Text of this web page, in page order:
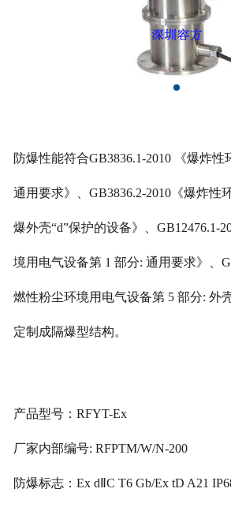
防爆性能符合GB3836.1-2010 《爆炸性
通用要求》、GB3836.2-2010《爆炸性
爆外壳“d”保护的设备》、GB12476.1-
境用电气设备第 1 部分: 通用要求》、
燃性粉尘环境用电气设备第 5 部分: 外
定制成隔爆型结构。
产品型号：RFYT-Ex
厂家内部编号: RFPTM/W/N-200
防爆标志： Ex d ⅡC T6 Gb/Ex tD A21